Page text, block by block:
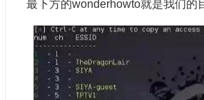
最下方的wonderhowto就是我们的